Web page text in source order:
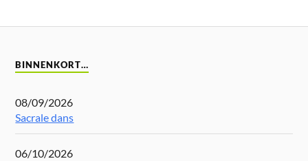
BINNENKORT…
08/09/2026
Sacrale dans
06/10/2026